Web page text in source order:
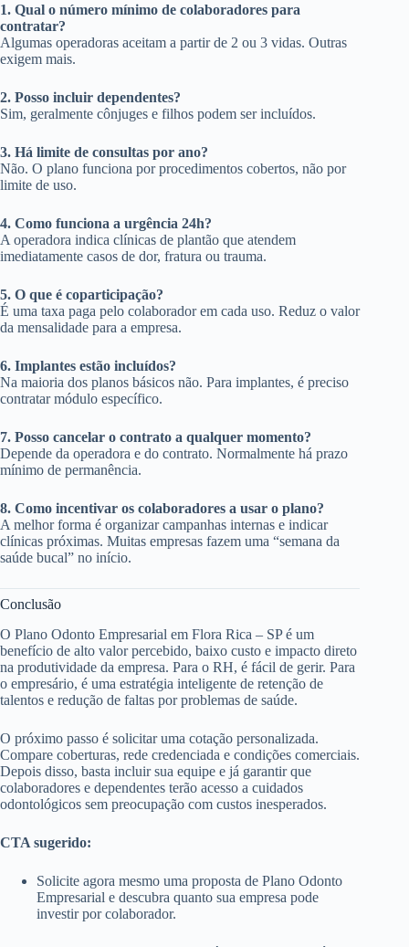
1. Qual o número mínimo de colaboradores para
contratar?
Algumas operadoras aceitam a partir de 2 ou 3 vidas. Outras
exigem mais.
2. Posso incluir dependentes?
Sim, geralmente cônjuges e filhos podem ser incluídos.
3. Há limite de consultas por ano?
Não. O plano funciona por procedimentos cobertos, não por
limite de uso.
4. Como funciona a urgência 24h?
A operadora indica clínicas de plantão que atendem
imediatamente casos de dor, fratura ou trauma.
5. O que é coparticipação?
É uma taxa paga pelo colaborador em cada uso. Reduz o valor
da mensalidade para a empresa.
6. Implantes estão incluídos?
Na maioria dos planos básicos não. Para implantes, é preciso
contratar módulo específico.
7. Posso cancelar o contrato a qualquer momento?
Depende da operadora e do contrato. Normalmente há prazo
mínimo de permanência.
8. Como incentivar os colaboradores a usar o plano?
A melhor forma é organizar campanhas internas e indicar
clínicas próximas. Muitas empresas fazem uma “semana da
saúde bucal” no início.
Conclusão
O Plano Odonto Empresarial em Flora Rica – SP é um
benefício de alto valor percebido, baixo custo e impacto direto
na produtividade da empresa. Para o RH, é fácil de gerir. Para
o empresário, é uma estratégia inteligente de retenção de
talentos e redução de faltas por problemas de saúde.
O próximo passo é solicitar uma cotação personalizada.
Compare coberturas, rede credenciada e condições comerciais.
Depois disso, basta incluir sua equipe e já garantir que
colaboradores e dependentes terão acesso a cuidados
odontológicos sem preocupação com custos inesperados.
CTA sugerido:
Solicite agora mesmo uma proposta de Plano Odonto
Empresarial e descubra quanto sua empresa pode
investir por colaborador.